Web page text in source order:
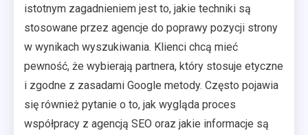
istotnym zagadnieniem jest to, jakie techniki są
stosowane przez agencje do poprawy pozycji strony
w wynikach wyszukiwania. Klienci chcą mieć
pewność, że wybierają partnera, który stosuje etyczne
i zgodne z zasadami Google metody. Często pojawia
się również pytanie o to, jak wygląda proces
współpracy z agencją SEO oraz jakie informacje są